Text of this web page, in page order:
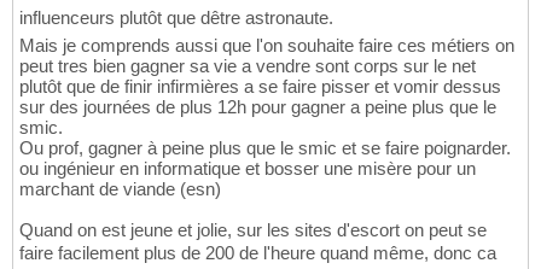
influenceurs plutôt que dêtre astronaute.
Mais je comprends aussi que l'on souhaite faire ces métiers on
peut tres bien gagner sa vie a vendre sont corps sur le net
plutôt que de finir infirmières a se faire pisser et vomir dessus
sur des journées de plus 12h pour gagner a peine plus que le
smic.
Ou prof, gagner à peine plus que le smic et se faire poignarder.
ou ingénieur en informatique et bosser une misère pour un
marchant de viande (esn)
Quand on est jeune et jolie, sur les sites d'escort on peut se
faire facilement plus de 200 de l'heure quand même, donc ca